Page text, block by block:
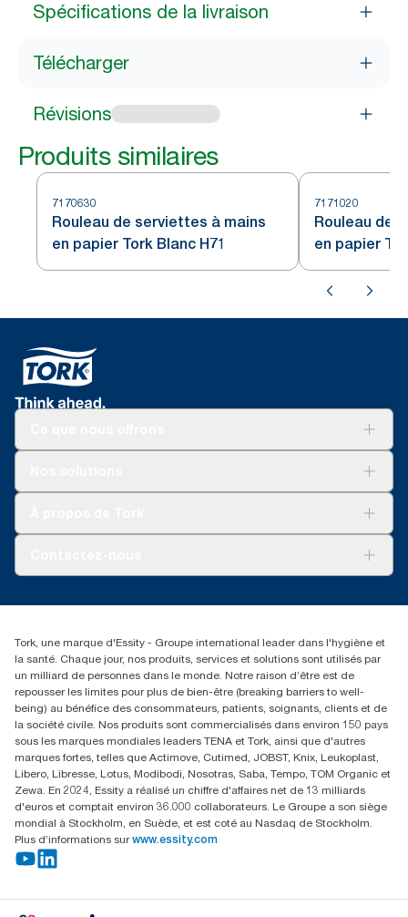
Spécifications de la livraison
Télécharger
Révisions
Produits similaires
7170630
Rouleau de serviettes à mains
en papier Tork Blanc H71
7171020
Rouleau de
en papier
(866) 722-8675
Tork, une marque d'Essity - Groupe international leader dans l'hygiène et
la santé. Chaque jour, nos produits, services et solutions sont utilisés par
un milliard de personnes dans le monde. Notre raison d’être est de
repousser les limites pour plus de bien-être (breaking barriers to well-
being) au bénéfice des consommateurs, patients, soignants, clients et de
la société civile. Nos produits sont commercialisés dans environ 150 pays
sous les marques mondiales leaders TENA et Tork, ainsi que d'autres
marques fortes, telles que Actimove, Cutimed, JOBST, Knix, Leukoplast,
Libero, Libresse, Lotus, Modibodi, Nosotras, Saba, Tempo, TOM Organic et
Zewa. En 2024, Essity a réalisé un chiffre d'affaires net de 13 milliards
d'euros et comptait environ 36.000 collaborateurs. Le Groupe a son siège
mondial à Stockholm, en Suède, et est coté au Nasdaq de Stockholm.
Plus d’informations sur www.essity.com